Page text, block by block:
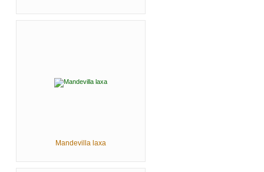
Mandevilla laxa